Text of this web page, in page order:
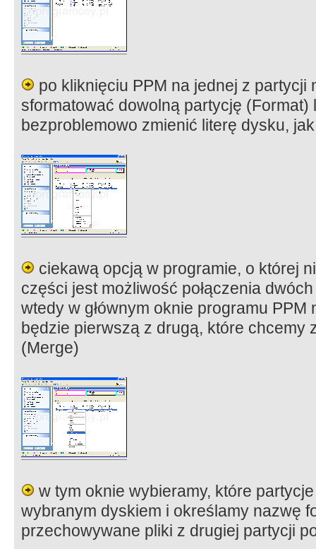
po kliknięciu PPM na jednej z partycji
sformatować dowolną partycję
bezproblemowo zmienić literę dysku,
ciekawą opcją w programie, o której
części jest możliwość połączenia
wtedy w głównym oknie programu
będzie pierwszą z drugą, które chcemy
(Merge)
w tym oknie wybieramy, które
wybranym dyskiem i określamy nazwę
przechowywane pliki z drugiej partycji